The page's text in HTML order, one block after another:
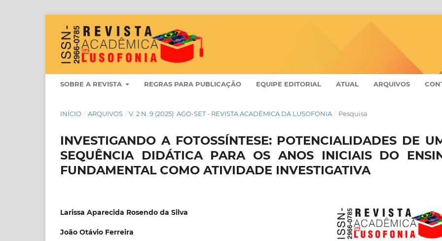
SOBRE A REVISTA REGRAS PARA PUBLICAÇÃO EQUIPE EDITORIAL ATUAL ARQUIVOS
INÍCIO / ARQUIVOS / V. 2 N. 9 (2025): AGO-SET - REVISTA ACADÊMICA DA LUSOFONIA / Pesquisa
INVESTIGANDO A FOTOSSÍNTESE: POTENCIALIDADES DE
SEQUÊNCIA DIDÁTICA PARA OS ANOS INICIAIS DO
FUNDAMENTAL COMO ATIVIDADE INVESTIGATIVA
Larissa Aparecida Rosendo da Silva
João Otávio Ferreira